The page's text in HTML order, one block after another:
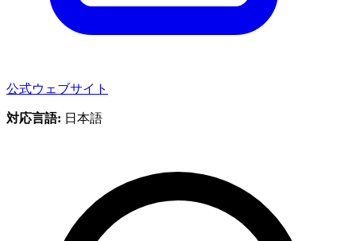
公式ウェブサイト
対応言語: 日本語